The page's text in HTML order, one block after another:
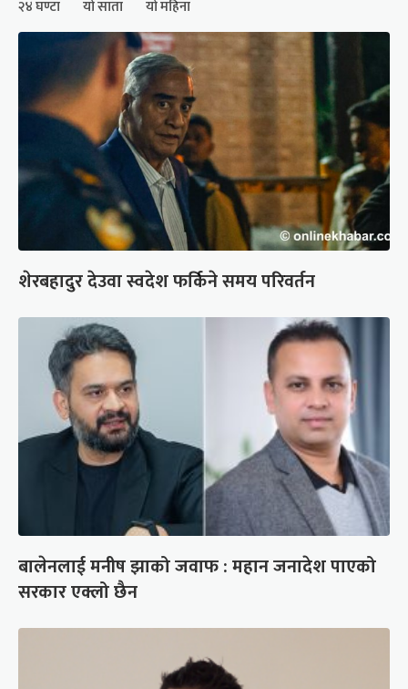
२४ घण्टा यो साता यो महिना
शेरबहादुर देउवा स्वदेश फर्किने समय परिवर्तन
बालेनलाई मनीष झाको जवाफ : महान जनादेश पाएको
सरकार एक्लो छैन